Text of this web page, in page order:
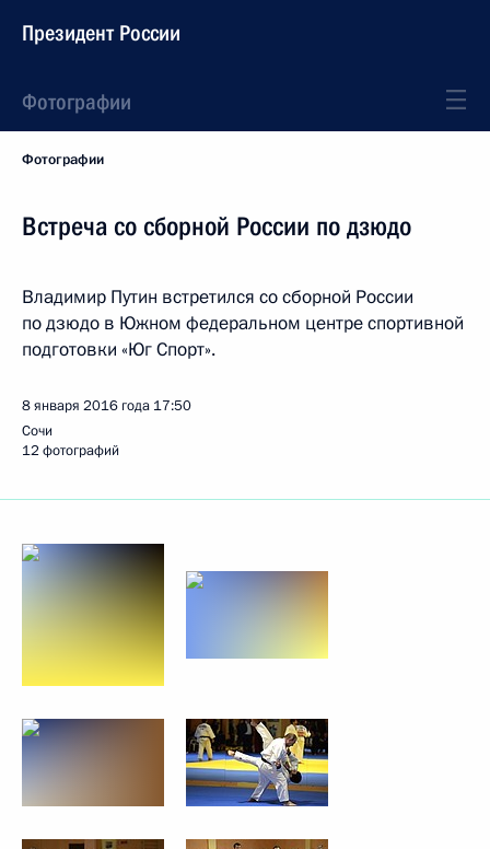
Президент России
Фотографии
Фотографии
Встреча со сборной России по дзюдо
Владимир Путин встретился со сборной России
по дзюдо в Южном федеральном центре спортивной
подготовки «Юг Спорт».
8 января 2016 года 17:50
Сочи
12 фотографий